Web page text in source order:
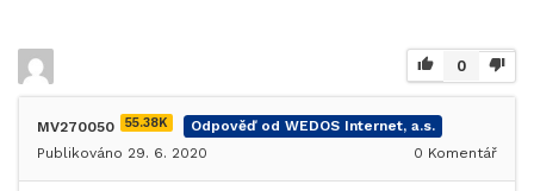
0
MV270050 55.38K
Odpověď od WEDOS Internet, a.s.
Publikováno 29. 6. 2020
0 Komentář